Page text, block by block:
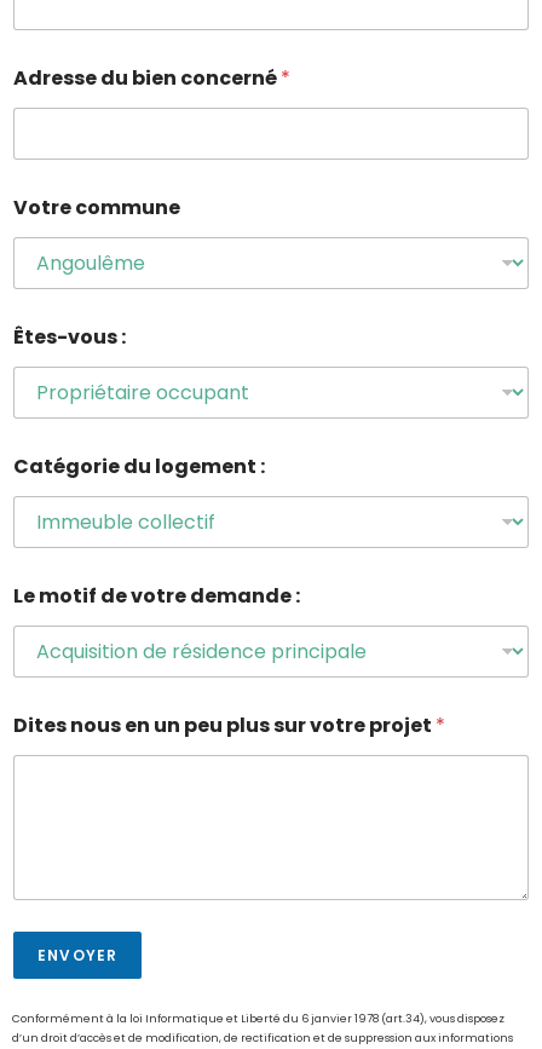
Adresse du bien concerné*
Votre commune
Êtes-vous :
Catégorie du logement :
Le motif de votre demande :
Dites nous en un peu plus sur votre projet *
ENVOYER
Conformément à la loi Informatique et Liberté du 6 janvier 1978 (art.34), vous disposez
d’un droit d’accès et de modification, de rectification et de suppression aux informations